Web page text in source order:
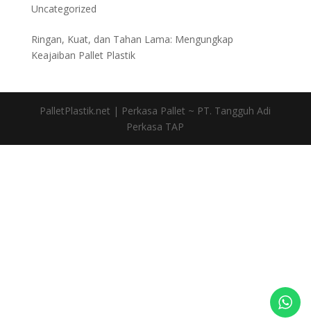
Uncategorized
Ringan, Kuat, dan Tahan Lama: Mengungkap
Keajaiban Pallet Plastik
PalletPlastik.net | Perkasa Pallet ~ PT. Tangguh Adi
Perkasa TAP